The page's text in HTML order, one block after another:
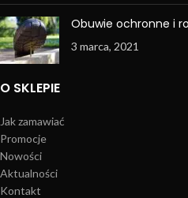
Obuwie ochronne i
3 marca, 2021
O SKLEPIE
Jak zamawiać
Promocje
Nowości
Aktualności
Kontakt